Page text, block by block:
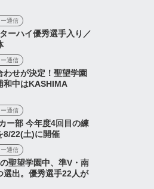
通信
ーハイ優秀選手入り／
通信
わせが決定！聖望学園
和中はKASHIMA
通信
ー部 今年度4回目の練
8/22(土)に開催
通信
聖望学園中、準V・南
選出。優秀選手22人が